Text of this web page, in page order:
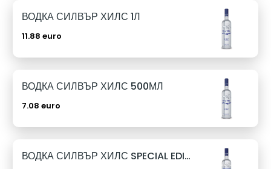
ВОДКА СИЛВЪР ХИЛС 1Л
11.88 euro
ВОДКА СИЛВЪР ХИЛС 500МЛ
7.08 euro
ВОДКА СИЛВЪР ХИЛС SPECIAL EDITION 1Л